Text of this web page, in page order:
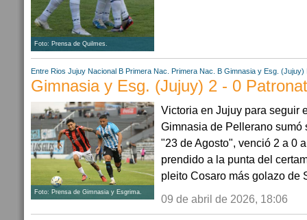
Foto: Prensa de Quilmes.
Entre Rios Jujuy Nacional B Primera Nac. Primera Nac. B Gimnasia y Esg. (Jujuy)
Gimnasia y Esg. (Jujuy) 2 - 0
Foto: Prensa de Gimnasia y Esgrima.
Victoria en Jujuy para seguir
Gimnasia de Pellerano sumó
"23 de Agosto", venció 2 a 0
prendido a la punta del
pleito Cosaro más golazo de
09 de abril de 2026, 18:06